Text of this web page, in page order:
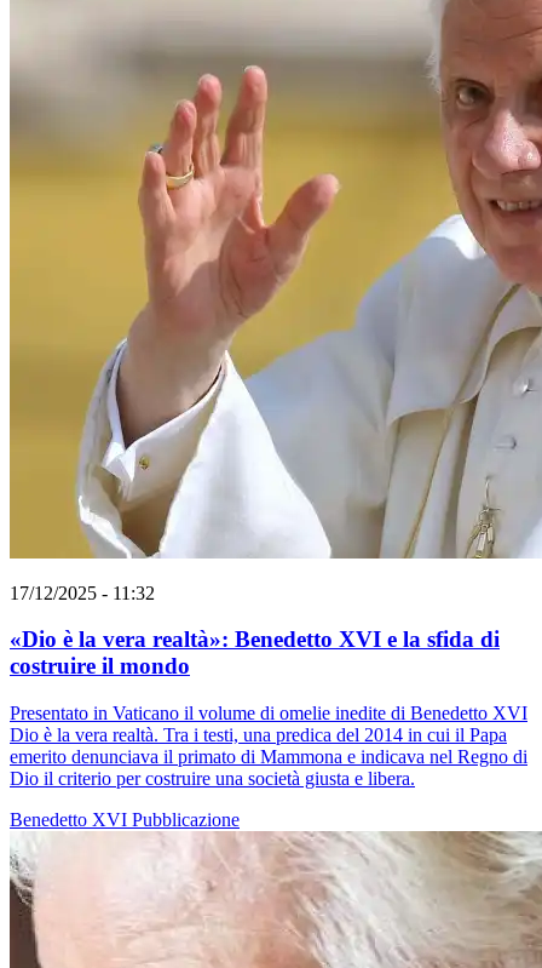
17/12/2025 - 11:32
«Dio è la vera realtà»: Benedetto XVI e la sfida di
costruire il mondo
Presentato in Vaticano il volume di omelie inedite di Benedetto XVI
Dio è la vera realtà. Tra i testi, una predica del 2014 in cui il Papa
emerito denunciava il primato di Mammona e indicava nel Regno di
Dio il criterio per costruire una società giusta e libera.
Benedetto XVI Pubblicazione